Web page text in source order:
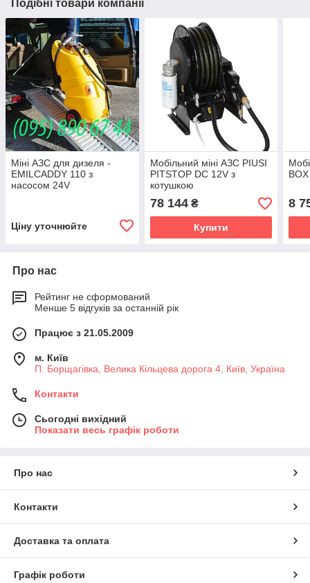
Подібні товари компанії
Міні АЗС для дизеля -
EMILCADDY 110 з
насосом 24V
Ціну уточнюйте
Мобільний міні АЗС PIUSI
PITSTOP DC 12V з
котушкою
78 144₴
Купити
8
Про нас
Рейтинг не сформований
Менше 5 відгуків за останній рік
Працює з 21.05.2009
м. Київ
П. Борщагівка, Велика Кільцева дорога 4, Київ, Україна
Контакти
Сьогодні вихідний
Показати весь графік роботи
Про нас
Контакти
Доставка та оплата
Графік роботи